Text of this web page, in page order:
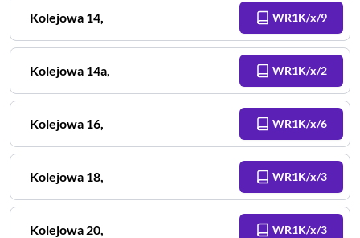
Kolejowa 14, WR1K/x/9
Kolejowa 14a, WR1K/x/2
Kolejowa 16, WR1K/x/6
Kolejowa 18, WR1K/x/3
Kolejowa 20, WR1K/x/3